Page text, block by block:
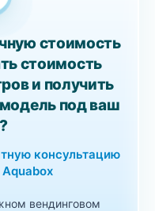
стоимость
стоимость
и получить
под ваш
консультацию
вендинговом